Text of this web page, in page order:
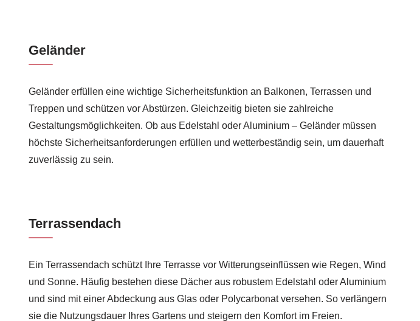
Geländer
Geländer erfüllen eine wichtige Sicherheitsfunktion an Balkonen, Terrassen und
Treppen und schützen vor Abstürzen. Gleichzeitig bieten sie zahlreiche
Gestaltungsmöglichkeiten. Ob aus Edelstahl oder Aluminium – Geländer müssen
höchste Sicherheitsanforderungen erfüllen und wetterbeständig sein, um dauerhaft
zuverlässig zu sein.
Terrassendach
Ein Terrassendach schützt Ihre Terrasse vor Witterungseinflüssen wie Regen, Wind
und Sonne. Häufig bestehen diese Dächer aus robustem Edelstahl oder Aluminium
und sind mit einer Abdeckung aus Glas oder Polycarbonat versehen. So verlängern
sie die Nutzungsdauer Ihres Gartens und steigern den Komfort im Freien.